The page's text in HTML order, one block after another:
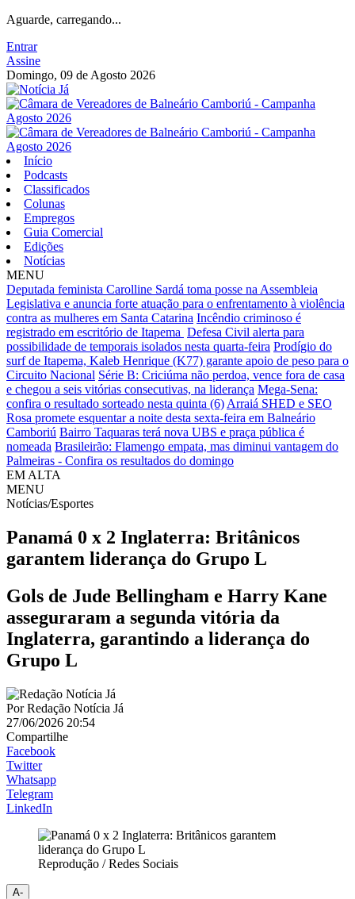
Aguarde, carregando...
Entrar
Assine
Domingo, 09 de Agosto 2026
Início
Podcasts
Classificados
Colunas
Empregos
Guia Comercial
Edições
Notícias
MENU
Deputada feminista Carolline Sardá toma posse na Assembleia
Legislativa e anuncia forte atuação para o enfrentamento à violência
contra as mulheres em Santa Catarina Incêndio criminoso é
registrado em escritório de Itapema Defesa Civil alerta para
possibilidade de temporais isolados nesta quarta-feira Prodígio do
surf de Itapema, Kaleb Henrique (K77) garante apoio de peso para o
Circuito Nacional Série B: Criciúma não perdoa, vence fora de casa
e chegou a seis vitórias consecutivas, na liderança Mega-Sena:
confira o resultado sorteado nesta quinta (6) Arraiá SHED e SEO
Rosa promete esquentar a noite desta sexta-feira em Balneário
Camboriú Bairro Taquaras terá nova UBS e praça pública é
nomeada Brasileirão: Flamengo empata, mas diminui vantagem do
Palmeiras - Confira os resultados do domingo
EM ALTA
MENU
Notícias/Esportes
Panamá 0 x 2 Inglaterra: Britânicos
garantem liderança do Grupo L
Gols de Jude Bellingham e Harry Kane
asseguraram a segunda vitória da
Inglaterra, garantindo a liderança do
Grupo L
PorRedação Notícia Já
27/06/2026 20:54
Compartilhe
Facebook
Twitter
Whatsapp
Telegram
LinkedIn
Reprodução / Redes Sociais
A-